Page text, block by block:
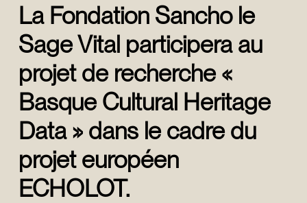
La Fondation Sancho le
Sage Vital participera au
projet de recherche «
Basque Cultural Heritage
Data » dans le cadre du
projet européen
ECHOLOT.